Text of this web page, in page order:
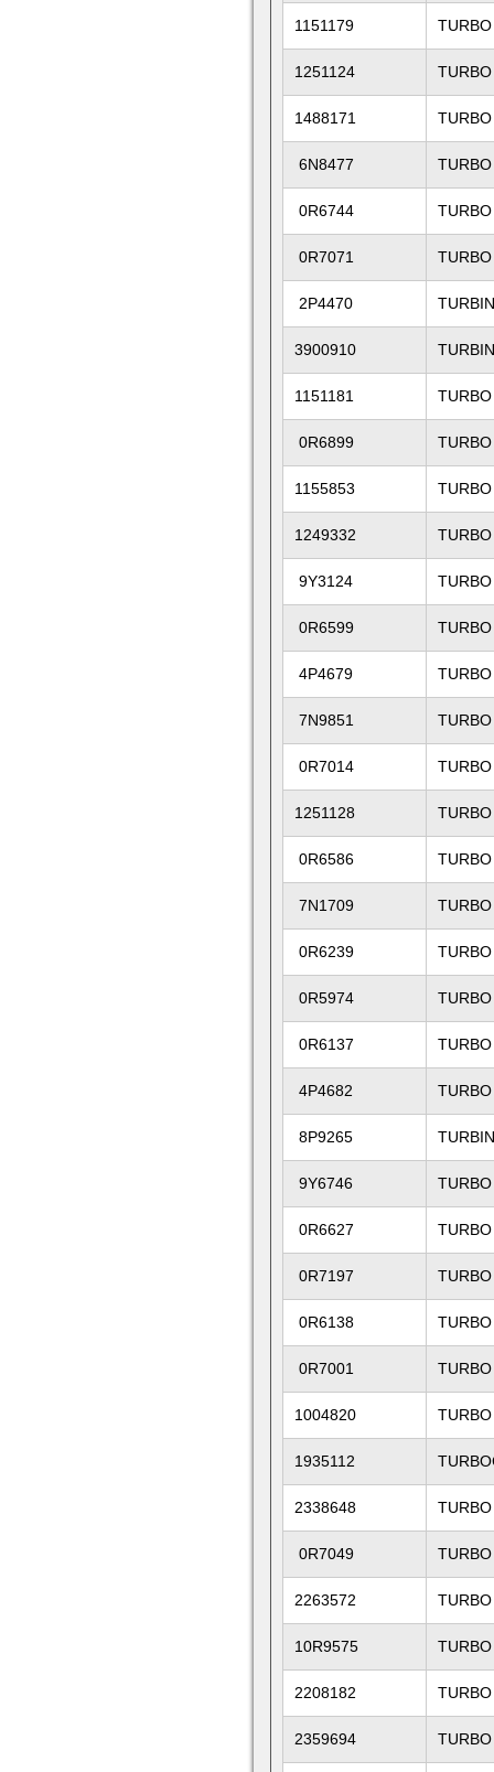
1151179
1251124
1488171
6N8477
0R6744
0R7071
2P4470
3900910
1151181
0R6899
1155853
1249332
9Y3124
0R6599
4P4679
7N9851
0R7014
1251128
0R6586
7N1709
0R6239
0R5974
0R6137
4P4682
8P9265
9Y6746
0R6627
0R7197
0R6138
0R7001
1004820
1935112
2338648
0R7049
2263572
10R9575
2208182
2359694